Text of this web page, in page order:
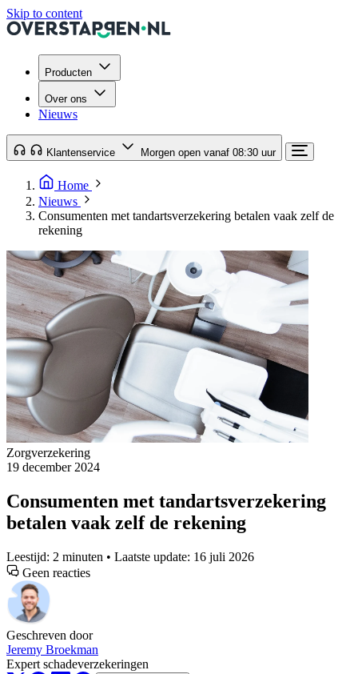
Skip to content
Producten
Over ons
Nieuws
Klantenservice Morgen open vanaf 08:30 uur
Home
Nieuws
Consumenten met tandartsverzekering betalen vaak zelf de
rekening
Zorgverzekering
19 december 2024
Consumenten met tandartsverzekering
betalen vaak zelf de rekening
Leestijd: 2 minuten • Laatste update: 16 juli 2026
Geen reacties
Geschreven door
Jeremy Broekman
Expert schadeverzekeringen